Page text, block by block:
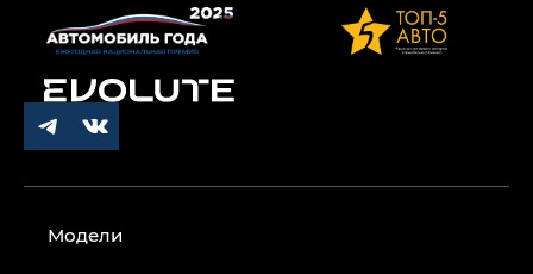
Модели